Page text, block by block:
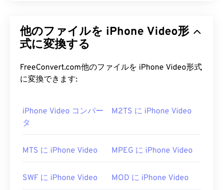
す。AVIは 、リソース交換ファイル形式（RIFF） の
後継です。サードパーティ製プログラムのサポート
メニュー、ストリーミング、添付ファイル、3Dコ
ンテナをサポートできます。
ばいいですか?
アを提供しています。AVIファイルを表示する別の
バージョンの
Microsoft Windows Media Playerを
用することです。
他のファイルを iPhone Video形
式に変換する
FreeConvert.com他のファイルを iPhone Video形式
に変換できます:
iPhone Video コンバー
タ
M2TS に iPhone Video
MTS に iPhone Video MPEG に iPhone Video
SWF に iPhone Video MOD に iPhone Video